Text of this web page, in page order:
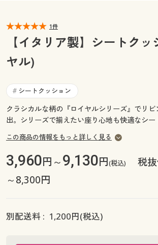
マイページ
閲覧履歴
お気に入り
サポート
ご利用ガイド
よくある質問とお問い合わせ
閲覧履歴
お気に入り
ご利用ガイド
よくある質問とお問い合わせ
1件
【イタリア製】シートクッ
ヤル)
# シートクッション
クラシカルな柄の『ロイヤルシリーズ』でリ
出。シリーズで揃えたい座り心地も快適なシー
この商品の情報をもっと詳しく見る
3,960円～9,130円(税込)
税
～8,300円
別配送料 : 1,200円(税込)